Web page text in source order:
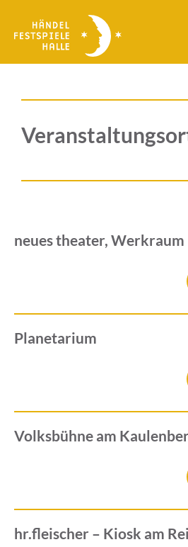
Inhalt
neues theater, Werkraum
Planetarium
Volksbühne am
hr.fleischer – Kiosk am